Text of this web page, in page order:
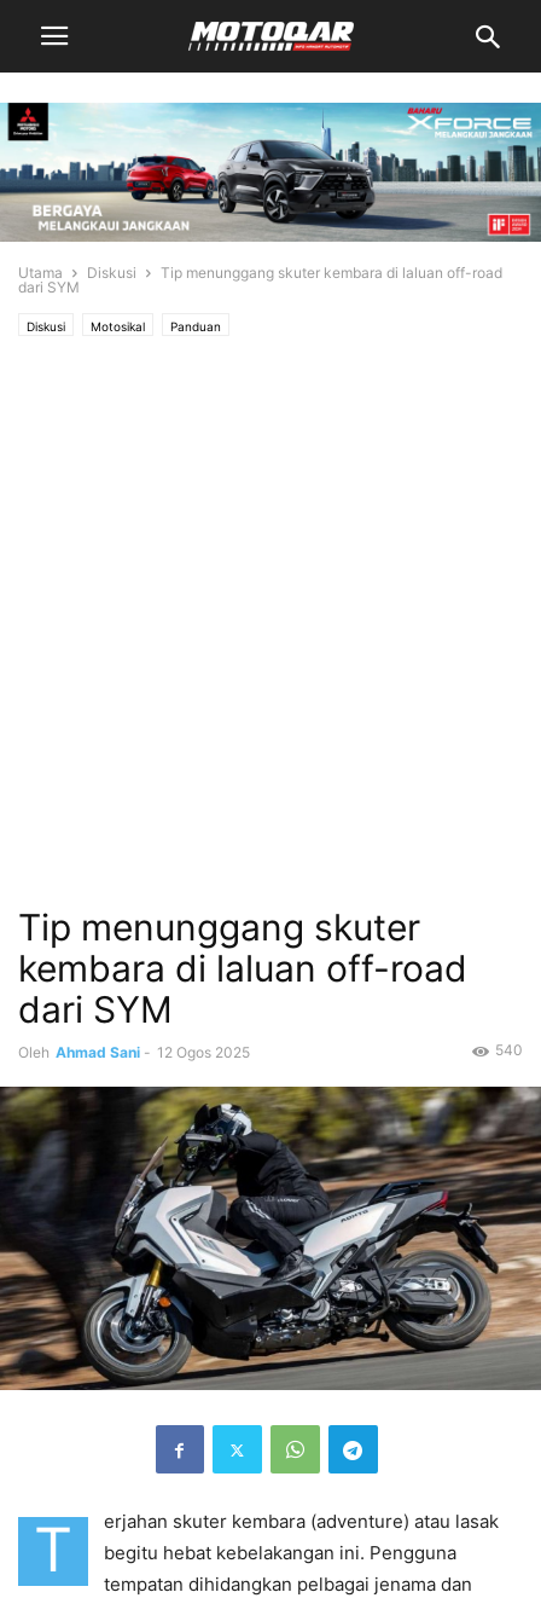
Utama Diskusi
Tip menunggang skuter kembara di laluan off-road
dari SYM
Diskusi Motosikal Panduan
Tip menunggang skuter
kembara di laluan off-road
dari SYM
Oleh Ahmad Sani - 12 Ogos 2025 540
T
erjahan skuter kembara (adventure) atau lasak
begitu hebat kebelakangan ini. Pengguna
tempatan dihidangkan pelbagai jenama dan